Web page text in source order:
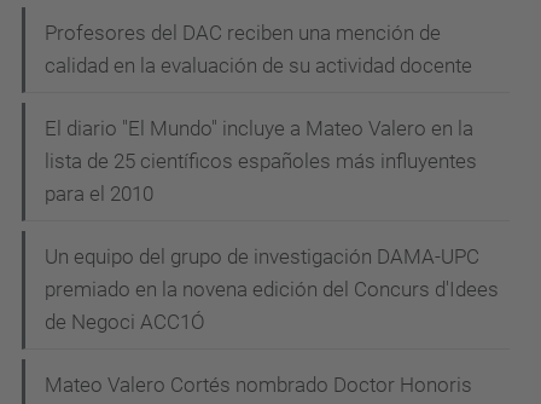
Profesores del DAC reciben una mención de
calidad en la evaluación de su actividad docente
El diario "El Mundo" incluye a Mateo Valero en la
lista de 25 científicos españoles más influyentes
para el 2010
Un equipo del grupo de investigación DAMA-UPC
premiado en la novena edición del Concurs d'Idees
de Negoci ACC1Ó
Mateo Valero Cortés nombrado Doctor Honoris